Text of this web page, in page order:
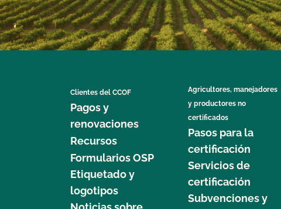
Clientes del CCOF
Pagos y
renovaciones
Recursos
Formularios OSP
Etiquetado y
logotipos
Agricultores, manejadores
y productores no
certificados
Pasos para la
certificación
Servicios de
certificación
Subvenciones y